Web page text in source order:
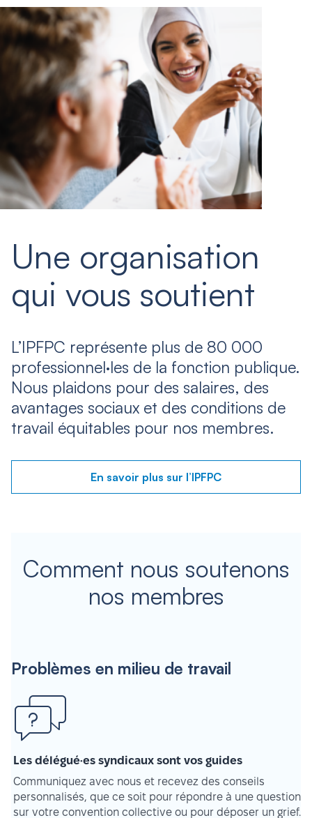
Une organisation
qui vous soutient
L’IPFPC représente plus de 80 000
professionnel·les de la fonction publique.
Nous plaidons pour des salaires, des
avantages sociaux et des conditions de
travail équitables pour nos membres.
En savoir plus sur l’IPFPC
Comment nous soutenons
nos membres
Problèmes en milieu de travail
Les délégué·es syndicaux sont vos guides
Communiquez avec nous et recevez des conseils
personnalisés, que ce soit pour répondre à une question
sur votre convention collective ou pour déposer un grief.